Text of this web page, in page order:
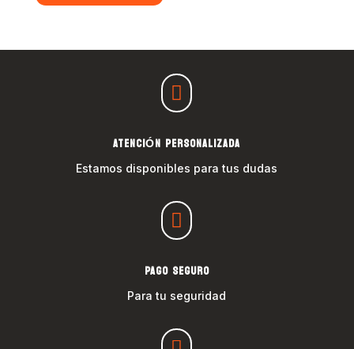

ATENCIÓN PERSONALIZADA
Estamos disponibles para tus dudas

PAGO SEGURO
Para tu seguridad